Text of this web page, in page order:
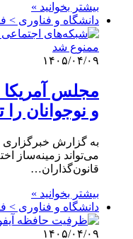
بیشتر بخوانید »
دانشگاه و فناوری >
۱۴۰۵/۰۴/۰۹
مجلس آمریکا
و نوجوانان
به گزارش خبرگزاری
می‌تواند زمینه‌ساز
قانون‌گذاران…
بیشتر بخوانید »
دانشگاه و فناوری >
۱۴۰۵/۰۴/۰۹